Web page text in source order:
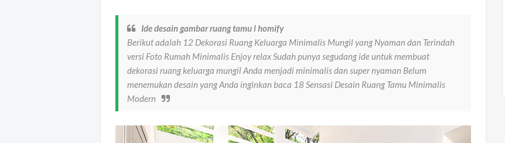
Ide desain gambar ruang tamu l homify
Berikut adalah 12 Dekorasi Ruang Keluarga Minimalis Mungil yang Nyaman dan Terindah
versi Foto Rumah Minimalis Enjoy relax Sudah punya segudang ide untuk membuat
dekorasi ruang keluarga mungil Anda menjadi minimalis dan super nyaman Belum
menemukan desain yang Anda inginkan baca 18 Sensasi Desain Ruang Tamu Minimalis
Modern